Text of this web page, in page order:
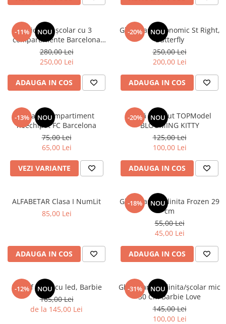
-11% NOU
Ghiozdan școlar cu 3
compartimente Barcelona
AB340 Astrabag albastru/rosu
280,00 Lei
250,00 Lei
ADAUGA IN COS
-20% NOU
Ghiozdan ergonomic St Right,
Butterfly
250,00 Lei
200,00 Lei
ADAUGA IN COS
-13% NOU
Penar 1 compartiment
neechipat FC Barcelona
75,00 Lei
65,00 Lei
VEZI VARIANTE
-20% NOU
Sticlă de băut TOPModel
BLOOMING KITTY
125,00 Lei
100,00 Lei
ADAUGA IN COS
ALFABETAR Clasa I NumLit
85,00 Lei
ADAUGA IN COS
-18% NOU
Ghiozdan gradinita Frozen 29
cm
55,00 Lei
45,00 Lei
ADAUGA IN COS
-12% NOU
Pantof sport cu led, Barbie
165,00 Lei
de la 145,00 Lei
-31% NOU
Ghiozdan gradinita/școlar mic
30 Cm Barbie Love
145,00 Lei
100,00 Lei